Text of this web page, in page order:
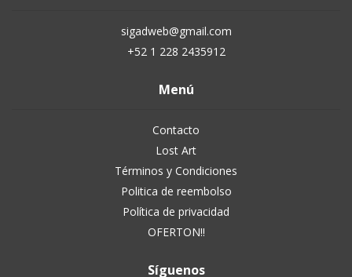
sigadweb@gmail.com
+52 1 228 2435912
Menú
Contacto
Lost Art
Términos y Condiciones
Politica de reembolso
Política de privacidad
OFERTON!!
Síguenos